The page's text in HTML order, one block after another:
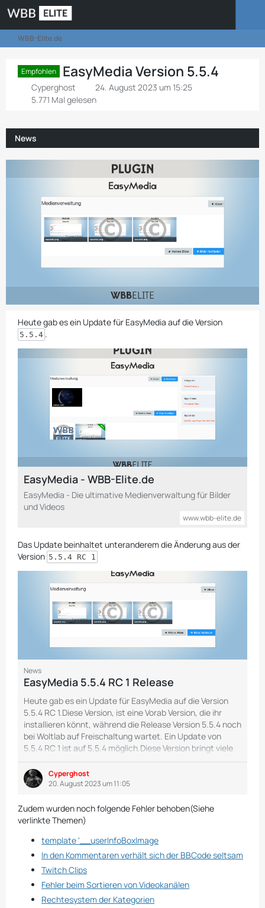
WBB-Elite.de
Empfohlen EasyMedia Version 5.5.4
Cyperghost
24. August 2023 um 15:25
5.771 Mal gelesen
News
Heute gab es ein Update für EasyMedia auf die Version
5.5.4 .
EasyMedia - WBB-Elite.de
EasyMedia - Die ultimative Medienverwaltung für Bilder
und Videos
www.wbb-elite.de
Das Update beinhaltet unteranderem die Änderung aus der
Version 5.5.4 RC 1
News
EasyMedia 5.5.4 RC 1 Release
Heute gab es ein Update für EasyMedia auf die Version
5.5.4 RC 1.Diese Version, ist eine Vorab Version, die ihr
installieren könnt, während die Release Version 5.5.4 noch
bei Woltlab auf Freischaltung wartet. Ein Update von
5.5.4 RC 1 ist auf 5.5.4 möglich.Diese Version bringt viele
Fehlerbehebungen.Fehlerbehebungen RSS-Feed
Fehler(Siehe Thema)Fehlerhafte Info-Box(Siehe
Sortierung(Siehe Thema)Überarbeitung der Rechte das…
Cyperghost
20. August 2023 um 11:05
Zudem wurden noch folgende Fehler behoben(Siehe
verlinkte Themen)
template '__userInfoBoxImage
In den Kommentaren verhält sich der BBCode seltsam
Twitch Clips
Fehler beim Sortieren von Videokanälen
Rechtesystem der Kategorien